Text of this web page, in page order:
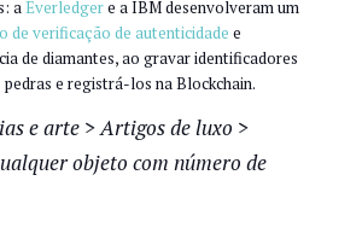
a Everledgere a IBM desenvolveram um
de verificação de autenticidade e
de diamantes, ao gravar identificadores
pedras e registrá-los na Blockchain.
e arte > Artigos de luxo >
objeto com número de